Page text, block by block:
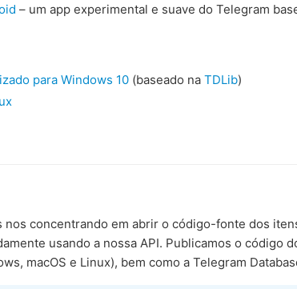
– um app experimental e suave do Telegram
para Windows 10 (baseado na TDLib)
nos concentrando em abrir o código-fonte dos
usando a nossa API. Publicamos o código
macOS e Linux), bem como a Telegram